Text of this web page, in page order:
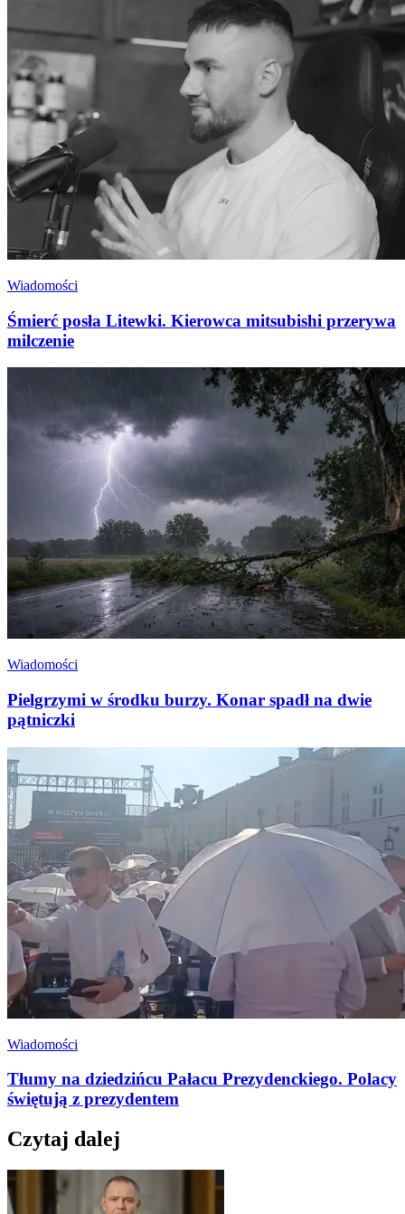
Wiadomości
Śmierć posła Litewki. Kierowca mitsubishi przerywa
milczenie
Wiadomości
Pielgrzymi w środku burzy. Konar spadł na dwie
pątniczki
Wiadomości
Tłumy na dziedzińcu Pałacu Prezydenckiego. Polacy
świętują z prezydentem
Czytaj dalej